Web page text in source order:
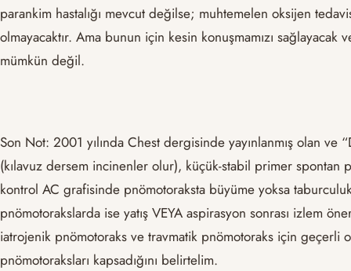
parankim hastalığı mevcut değilse; muhtemelen oksijen
olmayacaktır. Ama bunun için kesin konuşmamızı
mümkün değil.
Son Not: 2001 yılında Chest dergisinde yayınlanmış olan ve
(kılavuz dersem incinenler olur), küçük-stabil primer spontan
kontrol AC grafisinde pnömotoraksta büyüme yoksa
pnömotorakslarda ise yatış VEYA aspirasyon sonrası izlem
iatrojenik pnömotoraks ve travmatik pnömotoraks için geçerli
pnömotoraksları kapsadığını belirtelim.